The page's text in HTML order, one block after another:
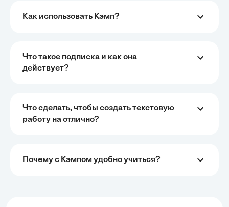
Как использовать Кэмп?
Что такое подписка и как она
действует?
Что сделать, чтобы создать текстовую
работу на отлично?
Почему с Кэмпом удобно учиться?